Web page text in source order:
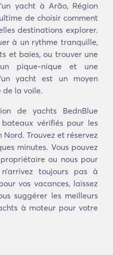
yacht à Arão, Région
de choisir comment
destinations explorer.
à un rythme tranquille,
et baies, ou trouver une
pique-nique et une
yacht est un moyen
la voile.
de yachts BednBlue
vérifiés pour les
Trouvez et réservez
minutes. Vous pouvez
ou nous pour
toujours pas à
vos vacances, laissez
suggérer les meilleurs
à moteur pour votre